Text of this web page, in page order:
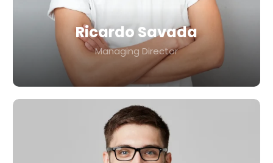
Ricardo Savada
Managing Director